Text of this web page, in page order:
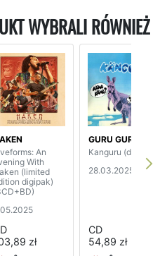
WYBRALI RÓWNIEŻ
An
With
(limited
digipak)
zł
GURU GURU
Kanguru (digipak)
28.03.2025
CD
54,89 zł